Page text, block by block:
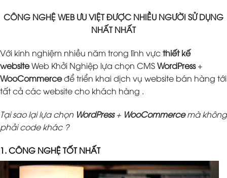
CÔNG NGHỆ WEB ƯU VIỆT ĐƯỢC NHIỀU NGƯỜI SỬ DỤNG
NHẤT NHẤT
Với kinh nghiệm nhiều năm trong lĩnh vựcthiết kế
websiteWeb Khởi Nghiệp lựa chọn CMSWordPress+
WooCommerceđể triển khai dịch vụ website bán hàng tới
tất cả các website cho khách hàng .
Tại sao lại lựa chọn WordPress+ WooCommercemà không
phải code khác ?
1. CÔNG NGHỆ TỐT NHẤT